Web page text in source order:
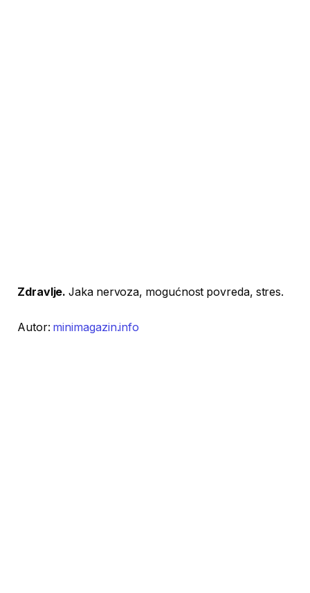
Zdravlje. Jaka nervoza, mogućnost povreda, stres.
Autor: minimagazin.info